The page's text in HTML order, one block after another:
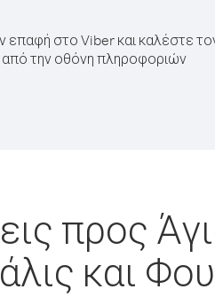
επαφή στο Viber και καλέστε
από την οθόνη πληροφοριών
προς
και